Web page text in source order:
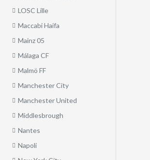
LOSC Lille
Maccabi Haifa
Mainz 05
Málaga CF
Malmö FF
Manchester City
Manchester United
Middlesbrough
Nantes
Napoli